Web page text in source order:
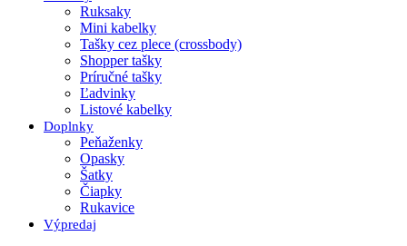
Ruksaky
Mini kabelky
Tašky cez plece (crossbody)
Shopper tašky
Príručné tašky
Ľadvinky
Listové kabelky
Doplnky
Peňaženky
Opasky
Šatky
Čiapky
Rukavice
Výpredaj